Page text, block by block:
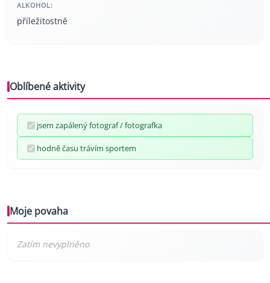
ALKOHOL:
příležitostně
Oblíbené aktivity
jsem zapálený fotograf / fotografka
hodně času trávím sportem
Moje povaha